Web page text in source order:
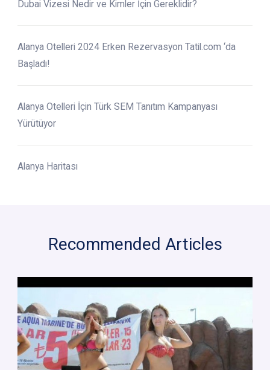
Dubai Vizesi Nedir ve Kimler İçin Gereklidir?
Alanya Otelleri 2024 Erken Rezervasyon Tatil.com ‘da
Başladı!
Alanya Otelleri İçin Türk SEM Tanıtım Kampanyası
Yürütüyor
Alanya Haritası
Recommended Articles